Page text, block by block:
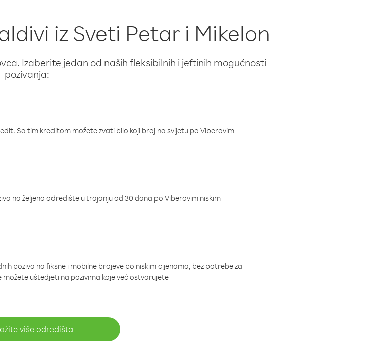
iz Sveti Petar i Mikelon
Izaberite jedan od naših fleksibilnih i jeftinih mogućnosti
pozivanja:
Sa tim kreditom možete zvati bilo koji broj na svijetu po Viberovim
na željeno odredište u trajanju od 30 dana po Viberovim niskim
poziva na fiksne i mobilne brojeve po niskim cijenama, bez potrebe za
uštedjeti na pozivima koje već ostvarujete
više odredišta